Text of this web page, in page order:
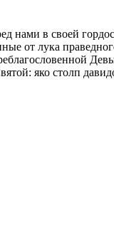
нами в своей
от лука
яко столп